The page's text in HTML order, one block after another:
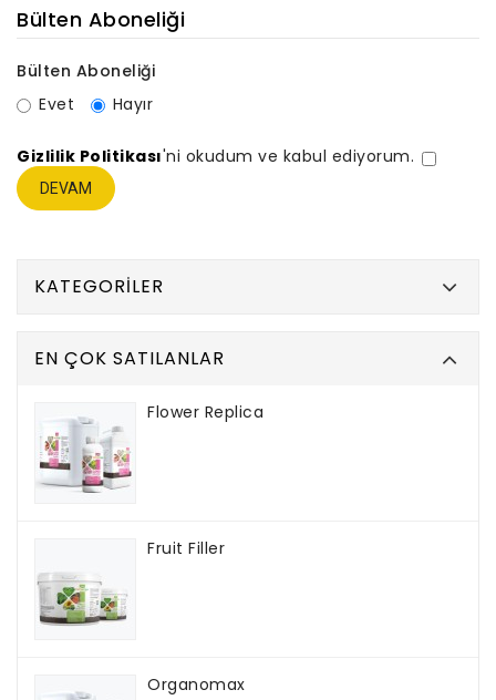
Bülten Aboneliği
Bülten Aboneliği
Evet
Hayır
Gizlilik Politikası'ni okudum ve kabul ediyorum.
KATEGORILER
EN ÇOK SATILANLAR
Flower Replica
Fruit Filler
Organomax